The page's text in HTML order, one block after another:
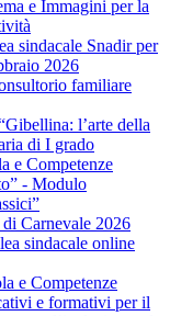
e Immagini per la
sindacale Snadir per
2026
familiare
l’arte della
di I grado
e Competenze
- Modulo
Carnevale 2026
sindacale online
e Competenze
e formativi per il